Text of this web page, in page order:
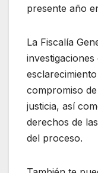
presente año
La Fiscalía
compromiso
justicia, así
derechos de
del proceso.